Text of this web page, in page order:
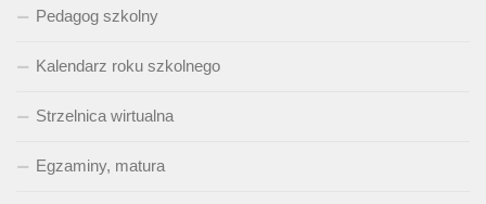
Pedagog szkolny
Kalendarz roku szkolnego
Strzelnica wirtualna
Egzaminy, matura